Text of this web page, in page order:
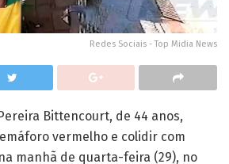
Redes Sociais - Top Midia News
Bittencourt, de 44 anos,
vermelho e colidir com
manhã de quarta-feira (29), no